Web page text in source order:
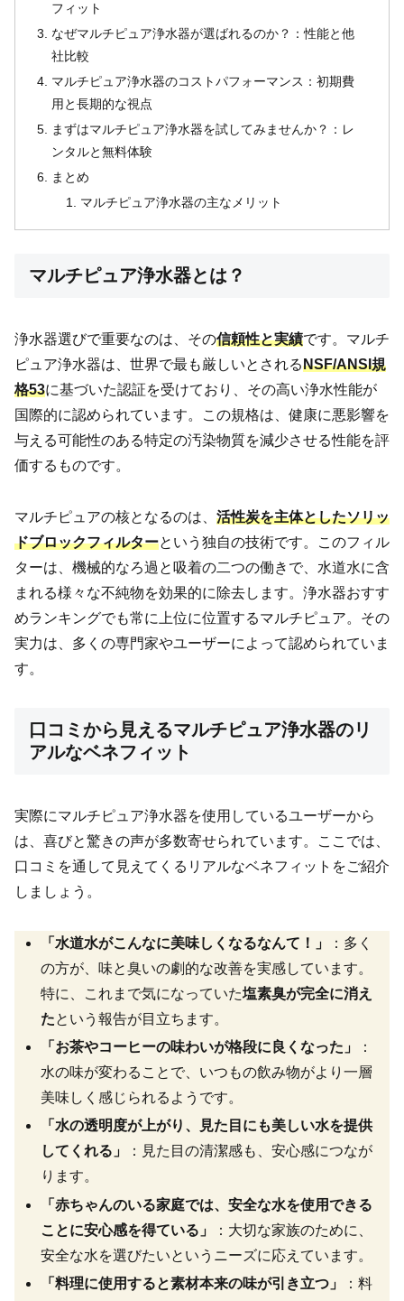
フィット
なぜマルチピュア浄水器が選ばれるのか？：性能と他
社比較
マルチピュア浄水器のコストパフォーマンス：初期費
用と長期的な視点
まずはマルチピュア浄水器を試してみませんか？：レ
ンタルと無料体験
まとめ
マルチピュア浄水器の主なメリット
マルチピュア浄水器とは？
浄水器選びで重要なのは、その信頼性と実績です。マルチ
ピュア浄水器は、世界で最も厳しいとされるNSF/ANSI規
格53に基づいた認証を受けており、その高い浄水性能が
国際的に認められています。この規格は、健康に悪影響を
与える可能性のある特定の汚染物質を減少させる性能を評
価するものです。
マルチピュアの核となるのは、 活性炭を主体としたソリッ
ドブロックフィルターという独自の技術です。このフィル
ターは、機械的なろ過と吸着の二つの働きで、水道水に含
まれる様々な不純物を効果的に除去します。浄水器おすす
めランキングでも常に上位に位置するマルチピュア。その
実力は、多くの専門家やユーザーによって認められていま
す。
口コミから見えるマルチピュア浄水器のリ
アルなベネフィット
実際にマルチピュア浄水器を使用しているユーザーから
は、喜びと驚きの声が多数寄せられています。ここでは、
口コミを通して見えてくるリアルなベネフィットをご紹介
しましょう。
「水道水がこんなに美味しくなるなんて！」
：多く
の方が、味と臭いの劇的な改善を実感しています。
特に、これまで気になっていた塩素臭が完全に消え
たという報告が目立ちます。
「お茶やコーヒーの味わいが格段に良くなった」
：
水の味が変わることで、いつもの飲み物がより一層
美味しく感じられるようです。
「水の透明度が上がり、見た目にも美しい水を提供
してくれる」
：見た目の清潔感も、安心感につなが
ります。
「赤ちゃんのいる家庭では、安全な水を使用できる
ことに安心感を得ている」
：大切な家族のために、
安全な水を選びたいというニーズに応えています。
「料理に使用すると素材本来の味が引き立つ」
：料